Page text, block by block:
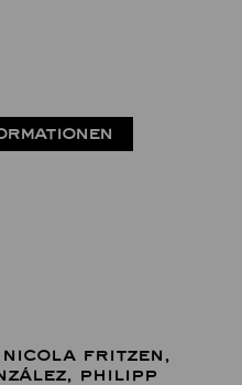
NICOLA FRITZEN ,
, PHILIPP